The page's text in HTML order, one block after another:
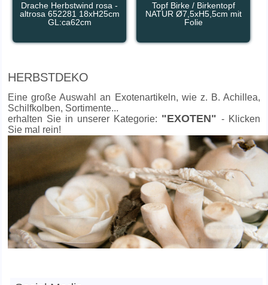
Drache Herbstwind rosa -
altrosa 652281 18xH25cm
GL:ca62cm
Topf Birke / Birkentopf
NATUR Ø7,5xH5,5cm mit
Folie
HERBSTDEKO
Eine große Auswahl an Exotenartikeln, wie z. B. Achillea,
Schilfkolben, Sortimente...
erhalten Sie in unserer Kategorie: "EXOTEN" - Klicken
Sie mal rein!